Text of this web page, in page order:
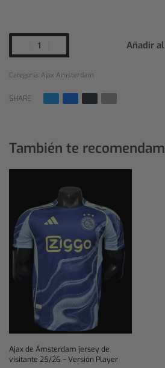
Añadir
Categoría: Ajax Amsterdam
SHARE
También te
Ajax de Ámsterdam jersey de
visitante 25/26 – Versión Player